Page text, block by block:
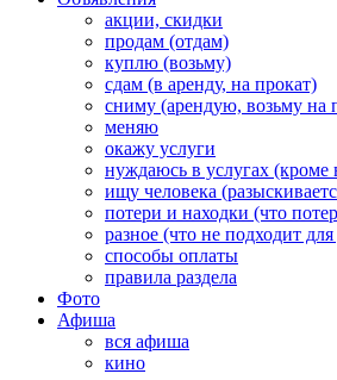
акции, скидки
продам (отдам)
куплю (возьму)
сдам (в аренду, на прокат)
сниму (арендую, возьму на
меняю
окажу услуги
нуждаюсь в услугах (кроме
ищу человека
потери и находки (что
разное (что не подходит
способы оплаты
правила раздела
Фото
Афиша
вся афиша
кино